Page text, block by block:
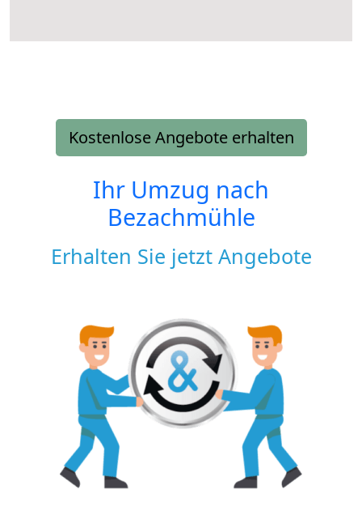
Kostenlose Angebote erhalten
Ihr Umzug nach
Bezachmühle
Erhalten Sie jetzt Angebote